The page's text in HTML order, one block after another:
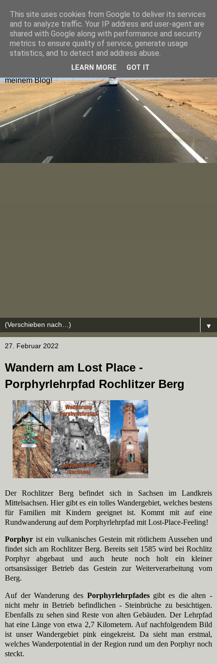
Hugolienchen on Tour
Reiseblogs aus Deutschland und Europa findet ihr nach
Ländern sortiert im Menu oder über die Blog-Karte. Die
neuesten Blogposts lest ihr auf der Startseite. Viel Spaß auf
meinem Blog!
▼
27. Februar 2022
Wandern am Lost Place -
Porphyrlehrpfad Rochlitzer Berg
Der Rochlitzer Berg befindet sich in Sachsen im Landkreis
Mittelsachsen. Hier gibt es ein tolles Wandergebiet, welches bestens
für Familien mit Kindern geeignet ist. Kommt mit auf eine
Rundwanderung auf dem Porphyrlehrpfad mit Lost-Place-Feeling!
Porphyr ist ein vulkanisches Gestein mit rötlichem Aussehen und
findet sich am Rochlitzer Berg. Bereits seit 1585 wird bei Rochlitz
Porphyr abgebaut und auch heute noch holt ein kleiner
ortsansässiger Betrieb das Gestein zur Weiterverarbeitung vom
Berg.
Auf der Wanderung des Porphyrlehrpfades gibt es die alten -
nicht mehr in Betrieb befindlichen - Steinbrüche zu besichtigen.
Ebenfalls zu sehen sind Reste von alten Gebäuden. Der Lehrpfad
hat eine Länge von etwa 2,7 Kilometern. Auf nachfolgendem Bild
ist unser Wandergebiet pink eingekreist. Da sieht man erstmal,
welches Wanderpotential in der Region rund um den Porphyr noch
steckt.
This site uses cookies from Google to deliver its services
and to analyze traffic. Your IP address and user-agent are
shared with Google along with performance and security
metrics to ensure quality of service, generate usage
statistics, and to detect and address abuse.
LEARN MORE GOT IT